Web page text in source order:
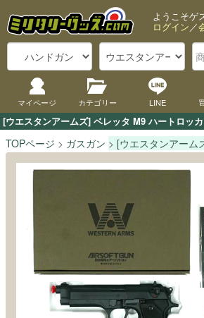
[ウエスタンアームズ] ベレッタ M9 ハートロッ
ようこそゲ
ログイン／
マイページ カテゴリー LINE
TOPページ ガスガン [ウエスタンアーム